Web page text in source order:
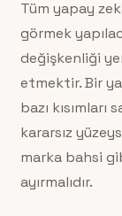
Tüm yapay
görmek
değişkenliği
etmektir. Bir
bazı
kararsız
marka bahsi
ayırmalıdır.